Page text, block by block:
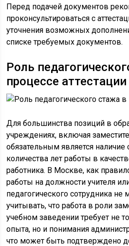
Перед подачей документов
проконсультироваться с
уточнения возможных
списке требуемых документов.
Роль
процессе аттестации
Для большинства позиций в
учреждениях, включая
обязательным является наличие
количества лет работы в
работника. В Москве, как
работы на должности учителя
педагогического сотрудника
учитывать, что работа в роли
учебном заведении требует не
опыта, но и понимания
что может быть подтверждено